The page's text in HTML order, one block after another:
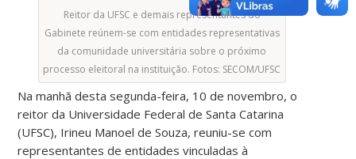
Reitor da UFSC e demais representantes do
Gabinete reúnem-se com entidades representativas
da comunidade universitária sobre o próximo
processo eleitoral na instituição. Fotos: SECOM/UFSC
Na manhã desta segunda-feira, 10 de novembro, o
reitor da Universidade Federal de Santa Catarina
(UFSC), Irineu Manoel de Souza, reuniu-se com
representantes de entidades vinculadas à